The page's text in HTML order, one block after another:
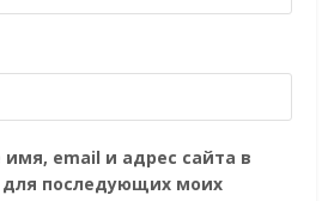
email и адрес сайта в
для последующих моих